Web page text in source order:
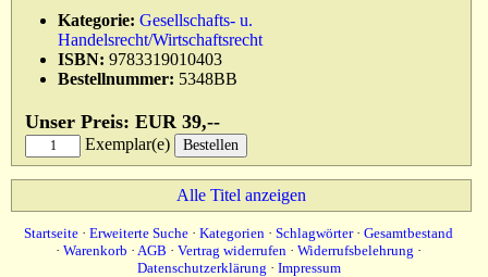
ImpressumKategorie: Gesellschafts- u.
Handelsrecht/Wirtschaftsrecht
ISBN: 9783319010403
Bestellnummer: 5348BB
Unser Preis: EUR 39,--
Exemplar(e)
Alle Titel anzeigen
Startseite · Erweiterte Suche · Kategorien · Schlagwörter· Gesamtbestand
· Warenkorb · AGB · Vertrag widerrufen · Widerrufsbelehrung ·
Datenschutzerklärung · Impressum